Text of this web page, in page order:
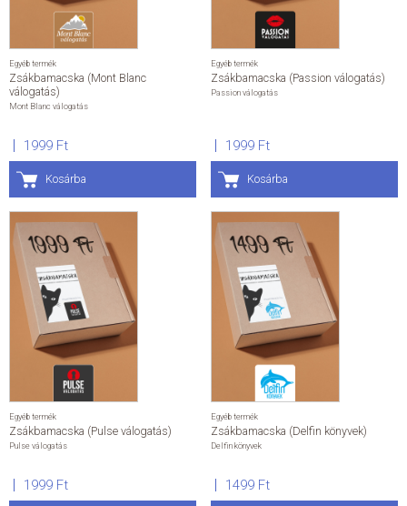
Egyéb termék
Zsákbamacska (Mont Blanc
válogatás)
Mont Blanc válogatás
1999 Ft
Kosárba
Egyéb termék
Zsákbamacska (Passion válogatás)
Passion válogatás
1999 Ft
Kosárba
Egyéb termék
Zsákbamacska (Pulse válogatás)
Pulse válogatás
1999 Ft
Egyéb termék
Zsákbamacska (Delfin könyvek)
Delfin könyvek
1499 Ft